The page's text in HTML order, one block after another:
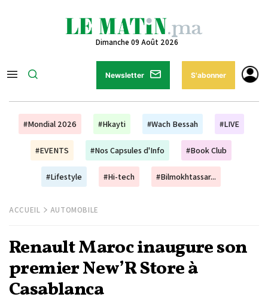
Dimanche 09 Août 2026
Newsletter S'abonner
#Mondial 2026 #Hkayti #Wach Bessah #LIVE
#EVENTS #Nos Capsules d'Info #Book Club
#Lifestyle #Hi-tech #Bilmokhtassar...
ACCUEIL AUTOMOBILE
Renault Maroc inaugure son
premier New’R Store à
Casablanca